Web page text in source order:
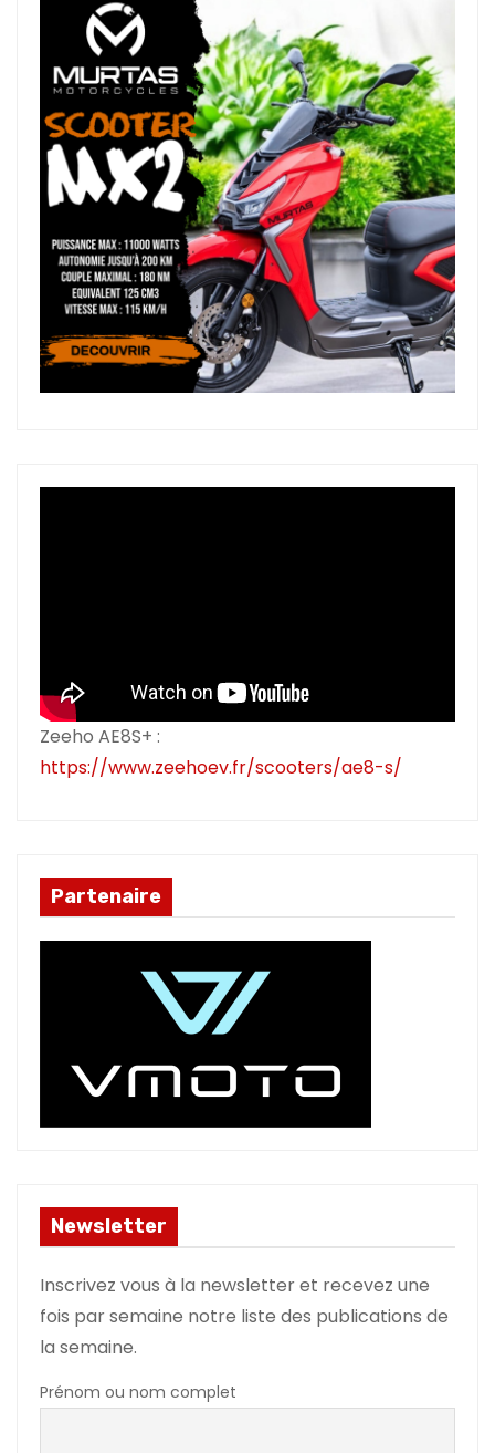
Zeeho AE8S+ :
https://www.zeehoev.fr/scooters/ae8-s/
Partenaire
Newsletter
Inscrivez vous à la newsletter et recevez une
fois par semaine notre liste des publications de
la semaine.
Prénom ou nom complet